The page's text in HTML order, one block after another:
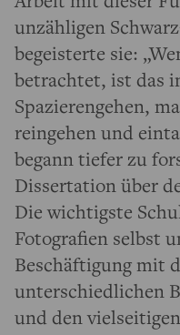
unzähligen
begeisterte sie:
betrachtet, ist das
Spazierengehen,
reingehen und
begann tiefer zu
Dissertation über
Die wichtigste
Fotografien selbst
Beschäftigung mit
unterschiedlichen
und den